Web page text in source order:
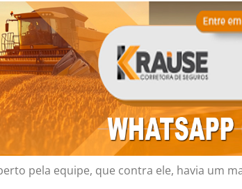
pela equipe, que contra ele, havia um